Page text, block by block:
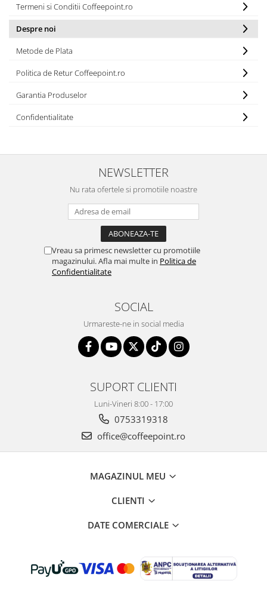
Termeni si Conditii Coffeepoint.ro
Despre noi
Metode de Plata
Politica de Retur Coffeepoint.ro
Garantia Produselor
Confidentialitate
NEWSLETTER
Nu rata ofertele si promotiile noastre
Vreau sa primesc newsletter cu promotiile
magazinului. Afla mai multe in Politica de
Confidentialitate
SOCIAL
Urmareste-ne in social media
SUPORT CLIENTI
Luni-Vineri 8:00 - 17:00
0753319318
office@coffeepoint.ro
MAGAZINUL MEU
CLIENTI
DATE COMERCIALE